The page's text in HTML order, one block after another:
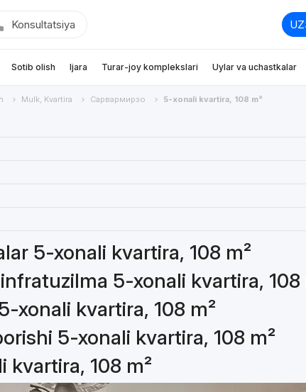
Konsultatsiya
Sotib olish Ijara Turar-joy komplekslari Uylar va uchastkalar
Mulk, Kvartira Сарвармирзо 5-xonali kvartira, 108 m²
5-xonali kvartira, 108 m²
5-xonali kvartira, 108
xonali kvartira, 108 m²
5-xonali kvartira, 108 m²
kvartira, 108 m²